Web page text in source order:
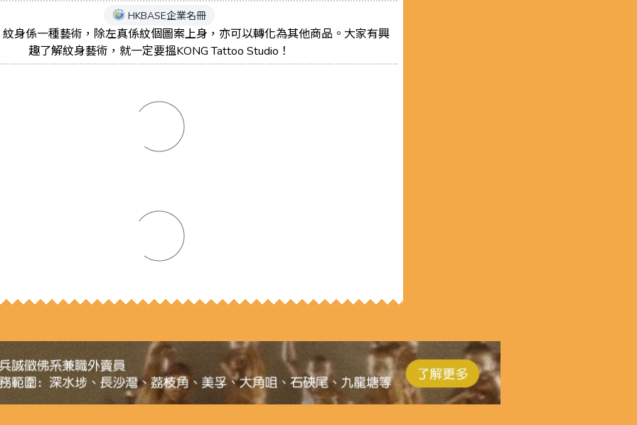
HKBASE企業名冊
紋身係一種藝術，除左真係紋個圖案上身，亦可以轉化為其他商品。大家有興
趣了解紋身藝術，就一定要搵KONG Tattoo Studio！